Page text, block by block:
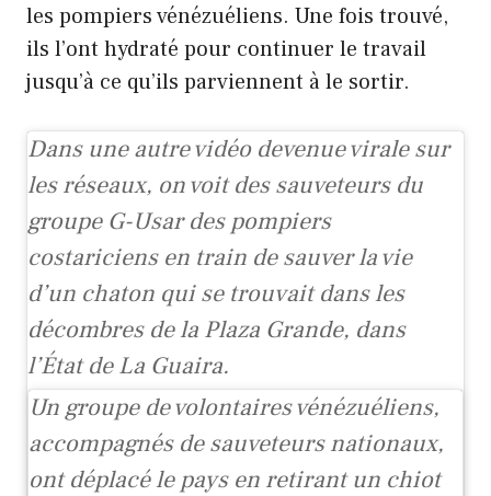
les pompiers vénézuéliens. Une fois trouvé,
ils l’ont hydraté pour continuer le travail
jusqu’à ce qu’ils parviennent à le sortir.
Dans une autre vidéo devenue virale sur
les réseaux, on voit des sauveteurs du
groupe G-Usar des pompiers
costariciens en train de sauver la vie
d’un chaton qui se trouvait dans les
décombres de la Plaza Grande, dans
l’État de La Guaira.
Un groupe de volontaires vénézuéliens,
accompagnés de sauveteurs nationaux,
ont déplacé le pays en retirant un chiot